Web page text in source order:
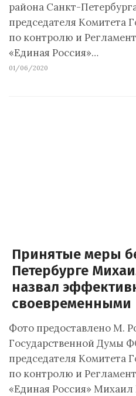
района Санкт-
председателя Комитета
по контролю и
«Единая Россия»…
01/06/2020
Принятые меры
Петербурге
назвал
своевременными
Фото предоставлено М.
Государственной Думы
председателя Комитета
по контролю и
«Единая Россия»